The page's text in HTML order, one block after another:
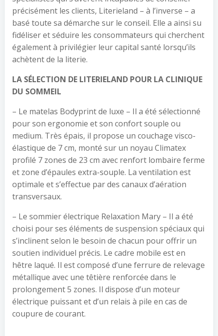
précisément les clients, Literieland – à l’inverse – a
basé toute sa démarche sur le conseil. Elle a ainsi su
fidéliser et séduire les consommateurs qui cherchent
également à privilégier leur capital santé lorsqu’ils
achètent de la literie.
LA SÉLECTION DE LITERIELAND POUR LA CLINIQUE
DU SOMMEIL
– Le matelas Bodyprint de luxe – Il a été sélectionné
pour son ergonomie et son confort souple ou
medium. Très épais, il propose un couchage visco-
élastique de 7 cm, monté sur un noyau Climatex
profilé 7 zones de 23 cm avec renfort lombaire ferme
et zone d’épaules extra-souple. La ventilation est
optimale et s’effectue par des canaux d’aération
transversaux.
– Le sommier électrique Relaxation Mary – Il a été
choisi pour ses éléments de suspension spéciaux qui
s’inclinent selon le besoin de chacun pour offrir un
soutien individuel précis. Le cadre mobile est en
hêtre laqué. Il est composé d’une ferrure de relevage
métallique avec une têtière renforcée dans le
prolongement 5 zones. Il dispose d’un moteur
électrique puissant et d’un relais à pile en cas de
coupure de courant.